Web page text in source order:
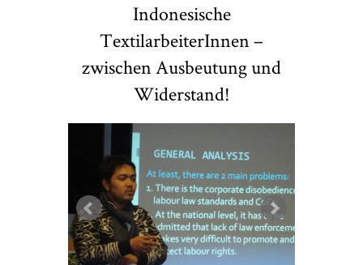
Indonesische
TextilarbeiterInnen –
zwischen Ausbeutung und
Widerstand!